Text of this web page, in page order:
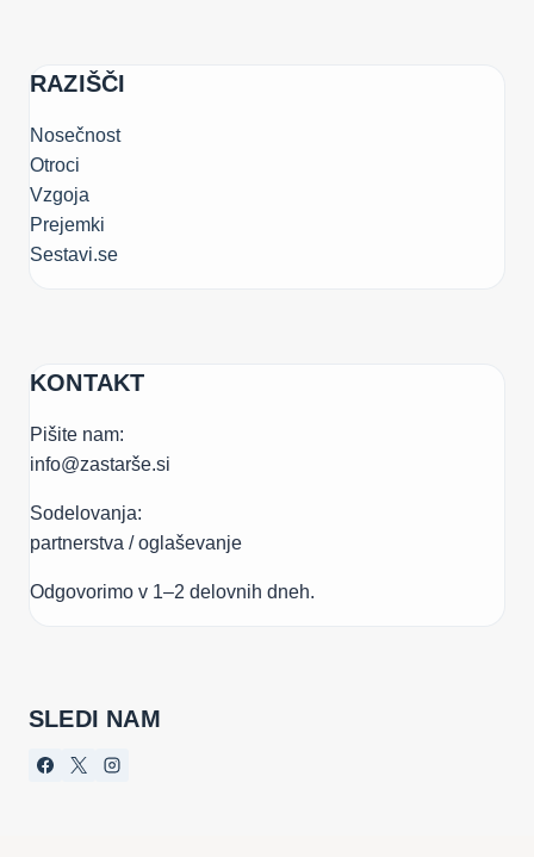
RAZIŠČI
Nosečnost
Otroci
Vzgoja
Prejemki
Sestavi.se
KONTAKT
Pišite nam:
info@zastarše.si
Sodelovanja:
partnerstva / oglaševanje
Odgovorimo v 1–2 delovnih dneh.
SLEDI NAM